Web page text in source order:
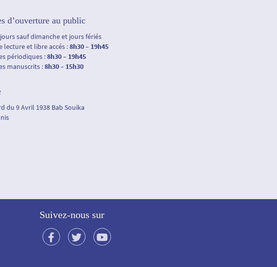
d’ouverture au public
sauf dimanche et jours fériés
lecture et libre accés :8h30 – 19h45
périodiques :8h30 – 19h45
manuscrits :8h30 – 15h30
du 9 Avril 1938 Bab Souika
Suivez-nous sur